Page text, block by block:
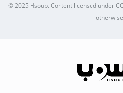
© 2025Hsoub.Content licensed under